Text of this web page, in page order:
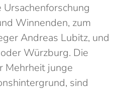
Winnenden, zum
Andreas Lubitz, und
Würzburg. Die
Mehrheit junge
sind